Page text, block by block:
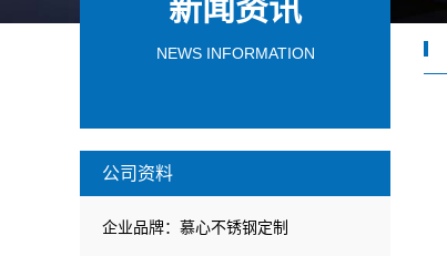
新闻资讯
NEWS INFORMATION
公司资料
企业品牌：慕心不锈钢定制